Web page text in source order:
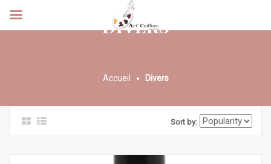
DIVERS
Accueil Divers
Sort by: